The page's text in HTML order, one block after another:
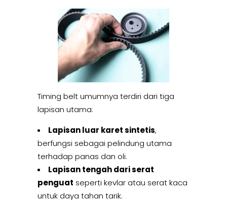
Timing belt umumnya terdiri dari tiga
lapisan utama:
Lapisan luar karet sintetis,
berfungsi sebagai pelindung utama
terhadap panas dan oli.
Lapisan tengah dari serat
penguat seperti kevlar atau serat kaca
untuk daya tahan tarik.